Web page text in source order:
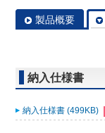
製品概要
納入仕様書
納入仕様書 (499KB)